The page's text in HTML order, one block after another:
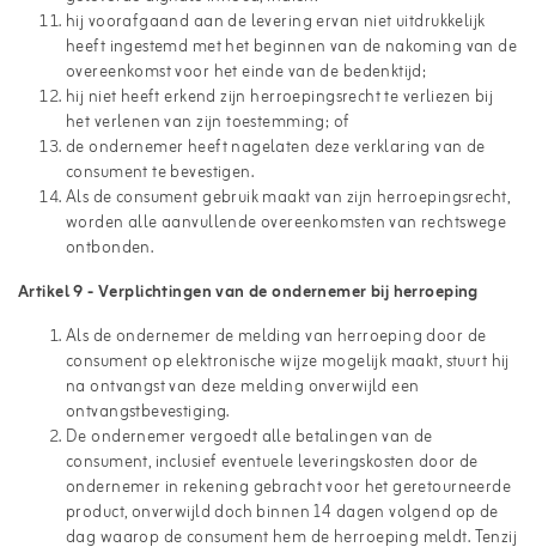
hij voorafgaand aan de levering ervan niet uitdrukkelijk
heeft ingestemd met het beginnen van de nakoming van de
overeenkomst voor het einde van de bedenktijd;
hij niet heeft erkend zijn herroepingsrecht te verliezen bij
het verlenen van zijn toestemming; of
de ondernemer heeft nagelaten deze verklaring van de
consument te bevestigen.
Als de consument gebruik maakt van zijn herroepingsrecht,
worden alle aanvullende overeenkomsten van rechtswege
ontbonden.
Artikel 9-Verplichtingen van de ondernemer bij herroeping
Als de ondernemer de melding van herroeping door de
consument op elektronische wijze mogelijk maakt, stuurt hij
na ontvangst van deze melding onverwijld een
ontvangstbevestiging.
De ondernemer vergoedt alle betalingen van de
consument, inclusief eventuele leveringskosten door de
ondernemer in rekening gebracht voor het geretourneerde
product, onverwijld doch binnen 14 dagen volgend op de
dag waarop de consument hem de herroeping meldt. Tenzij